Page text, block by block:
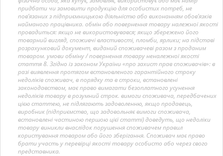
придбати чи замовити продукцію для особистих потреб, не
пов’язаних з підприємницькою діяльністю або виконанням обов’язків
найманого працівника. обмін або повернення товару належної якості
провадиться: якщо не використовувався; якщо збережено його
товарний вигляд, споживчі властивості, пломби, ярлики; на підставі
розрахунковий документ, виданий споживачеві разом з проданим
товаром. умови обміну / повернення товару неналежної якості
стаття 8. Згідно із законом України «про захист прав споживачів»: в
разі виявлення протягом встановленого гарантійного строку
недоліків споживач, в порядку та в строки, встановлені
законодавством, має право вимагати безоплатного усунення
недоліків товару в розумний строк. вимоги споживача, передбачених
цією статтею, не підлягають задоволенню, якщо продавець,
виробник (підприємство, що задовольняє вимоги споживача,
встановлені частиною першою цієї статті) доведуть, що недоліки
товару виникли внаслідок порушення споживачем правил
користування товаром або його зберігання. Споживач має право
брати участь у перевірці якості товару особисто або через свого
представника.